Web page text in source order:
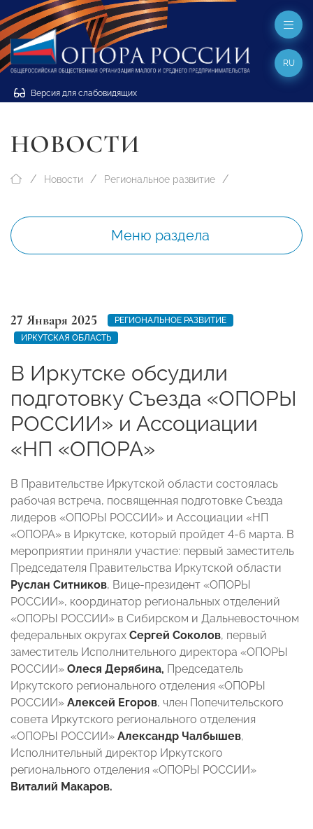
Версия для слабовидящих
RU
НОВОСТИ
Новости Региональное развитие
Меню раздела
27 Января 2025
РЕГИОНАЛЬНОЕ РАЗВИТИЕ
ИРКУТСКАЯ ОБЛАСТЬ
В Иркутске обсудили
подготовку Съезда «ОПОРЫ
РОССИИ» и Ассоциации
«НП «ОПОРА»
В Правительстве Иркутской области состоялась
рабочая встреча, посвященная подготовке Съезда
лидеров «ОПОРЫ РОССИИ» и Ассоциации «НП
«ОПОРА» в Иркутске, который пройдет 4-6 марта. В
мероприятии приняли участие: первый заместитель
Председателя Правительства Иркутской области
Руслан Ситников, Вице-президент «ОПОРЫ
РОССИИ», координатор региональных отделений
«ОПОРЫ РОССИИ» в Сибирском и Дальневосточном
федеральных округах Сергей Соколов, первый
заместитель Исполнительного директора «ОПОРЫ
РОССИИ» Олеся Дерябина, Председатель
Иркутского регионального отделения «ОПОРЫ
РОССИИ» Алексей Егоров, член Попечительского
совета Иркутского регионального отделения
«ОПОРЫ РОССИИ» Александр Чалбышев,
Исполнительный директор Иркутского
регионального отделения «ОПОРЫ РОССИИ»
Виталий Макаров.